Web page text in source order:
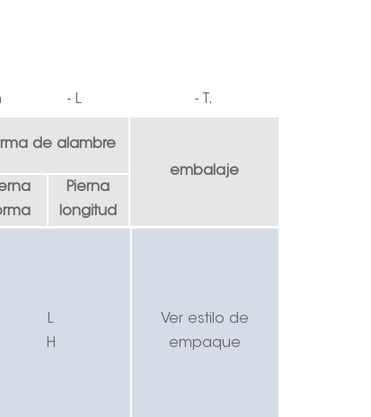
- L - T.
de alambre
embalaje
Pierna
longitud
L
H
Ver estilo de
empaque